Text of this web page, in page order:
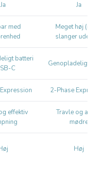
Ja Ja
med
Meget høj (ingen
slanger udenpå)
batteri
C
Genopladeligt
2-Phase
effektiv
Travle og aktive
mødre
Høj